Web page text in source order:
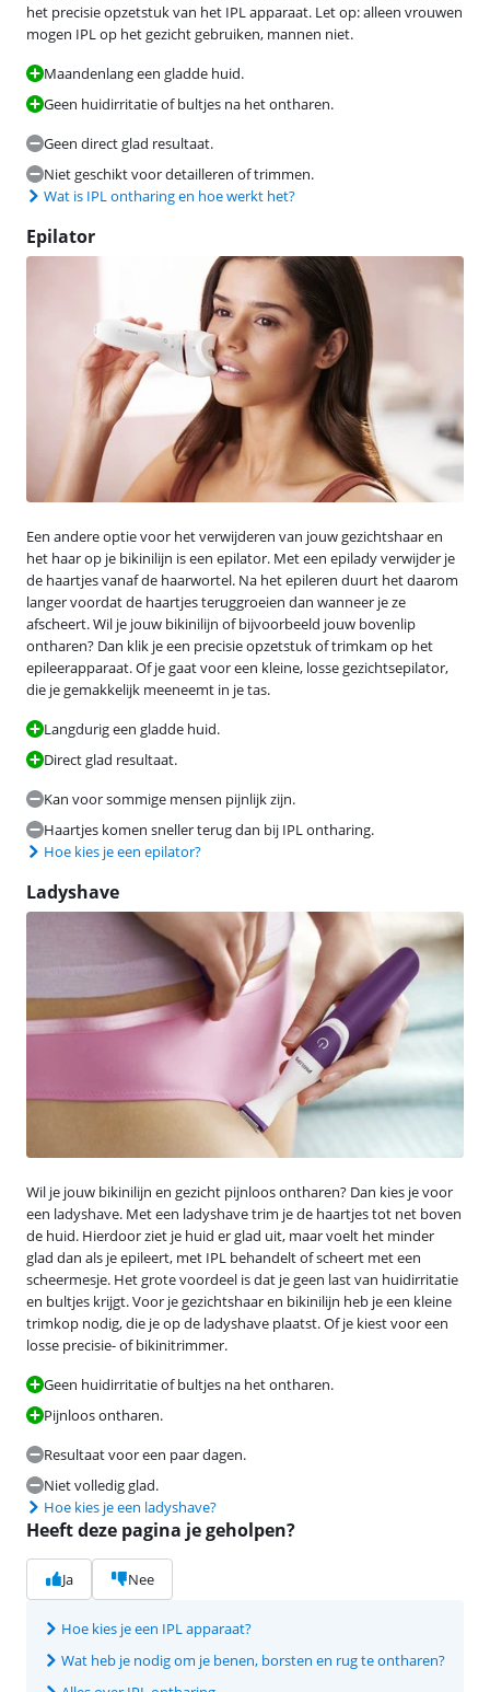
het precisie opzetstuk van het IPL apparaat. Let op: alleen vrouwen
mogen IPL op het gezicht gebruiken, mannen niet.
Maandenlang een gladde huid.
Geen huidirritatie of bultjes na het ontharen.
Geen direct glad resultaat.
Niet geschikt voor detailleren of trimmen.
Wat is IPL ontharing en hoe werkt het?
Epilator
Een andere optie voor het verwijderen van jouw gezichtshaar en
het haar op je bikinilijn is een epilator. Met een epilady verwijder je
de haartjes vanaf de haarwortel. Na het epileren duurt het daarom
langer voordat de haartjes teruggroeien dan wanneer je ze
afscheert. Wil je jouw bikinilijn of bijvoorbeeld jouw bovenlip
ontharen? Dan klik je een precisie opzetstuk of trimkam op het
epileerapparaat. Of je gaat voor een kleine, losse gezichtsepilator,
die je gemakkelijk meeneemt in je tas.
Langdurig een gladde huid.
Direct glad resultaat.
Kan voor sommige mensen pijnlijk zijn.
Haartjes komen sneller terug dan bij IPL ontharing.
Hoe kies je een epilator?
Ladyshave
Wil je jouw bikinilijn en gezicht pijnloos ontharen? Dan kies je voor
een ladyshave. Met een ladyshave trim je de haartjes tot net boven
de huid. Hierdoor ziet je huid er glad uit, maar voelt het minder
glad dan als je epileert, met IPL behandelt of scheert met een
scheermesje. Het grote voordeel is dat je geen last van huidirritatie
en bultjes krijgt. Voor je gezichtshaar en bikinilijn heb je een kleine
trimkop nodig, die je op de ladyshave plaatst. Of je kiest voor een
losse precisie- of bikinitrimmer.
Geen huidirritatie of bultjes na het ontharen.
Pijnloos ontharen.
Resultaat voor een paar dagen.
Niet volledig glad.
Hoe kies je een ladyshave?
Heeft deze pagina je geholpen?
Ja Nee
Hoe kies je een IPL apparaat?
Wat heb je nodig om je benen, borsten en rug te ontharen?